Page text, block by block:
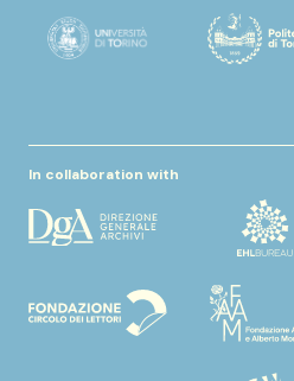
In collaboration with